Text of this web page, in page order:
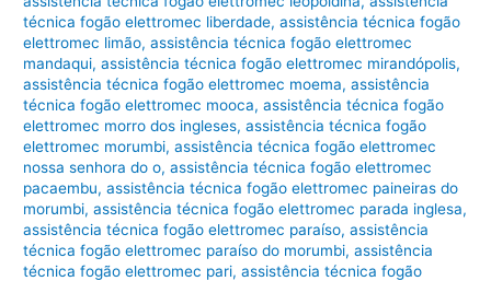
técnica fogão elettromec liberdade,assistência técnica fogão
elettromec limão,assistência técnica fogão elettromec
mandaqui,assistência técnica fogão elettromec mirandópolis,
assistência técnica fogão elettromec moema,assistência
técnica fogão elettromec mooca,assistência técnica fogão
elettromec morro dos ingleses,assistência técnica fogão
elettromec morumbi,assistência técnica fogão elettromec
nossa senhora do o,assistência técnica fogão elettromec
pacaembu,assistência técnica fogão elettromec paineiras do
morumbi,assistência técnica fogão elettromec parada inglesa,
assistência técnica fogão elettromec paraíso,assistência
técnica fogão elettromec paraíso do morumbi,assistência
técnica fogão elettromec pari,assistência técnica fogão